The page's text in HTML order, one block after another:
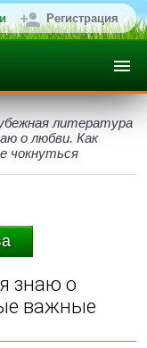
Регистрация
литература
о любви. Как
чокнуться
знаю о
важные